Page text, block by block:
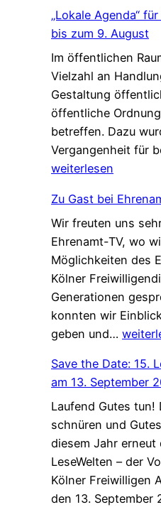
„Lokale Agenda“
bis zum 9. August
Im öffentlichen
Vielzahl an
Gestaltung
öffentliche
betreffen. Dazu
Vergangenheit für
weiterlesen
Zu Gast bei
Wir freuten uns
Ehrenamt-TV, wo
Möglichkeiten des
Kölner
Generationen
konnten wir
geben und… Z
G
a
s
t
b
e
i
E
Save the Date: 15.
am 13. September
Laufend Gutes tun!
schnüren und
diesem Jahr erneut
LeseWelten – der
Kölner Freiwilligen
den 13. September